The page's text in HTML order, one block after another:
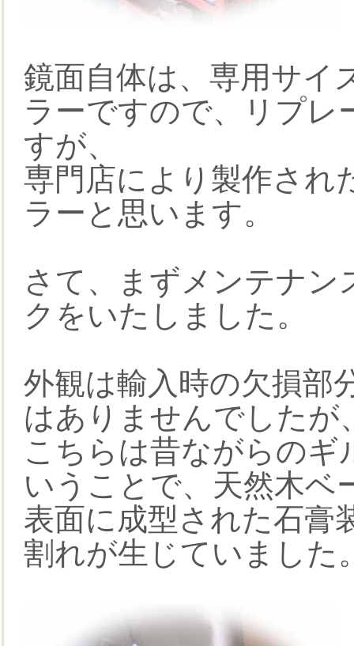
鏡面自体は、専用サイ
ラーですので、リプ
すが、
専門店により製作され
ラーと思います。
さて、まずメンテナン
クをいたしました。
外観は輸入時の欠損部
はありませんでしたが
こちらは昔ながらの
いうことで、天然木ベ
表面に成型された石膏
割れが生じていました